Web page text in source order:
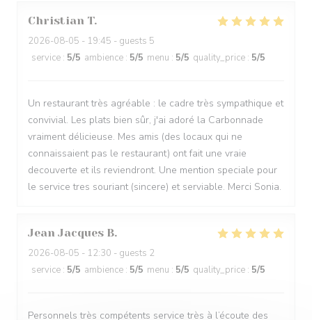
Christian T
2026-08-05 - 19:45 - guests 5
service : 5/5 ambience : 5/5 menu : 5/5 quality_price : 5/5
Un restaurant très agréable : le cadre très sympathique et
convivial. Les plats bien sûr, j'ai adoré la Carbonnade
vraiment délicieuse. Mes amis (des locaux qui ne
connaissaient pas le restaurant) ont fait une vraie
decouverte et ils reviendront. Une mention speciale pour
le service tres souriant (sincere) et serviable. Merci Sonia.
Jean Jacques B
2026-08-05 - 12:30 - guests 2
service : 5/5 ambience : 5/5 menu : 5/5 quality_price : 5/5
Personnels très compétents service très à l’écoute des